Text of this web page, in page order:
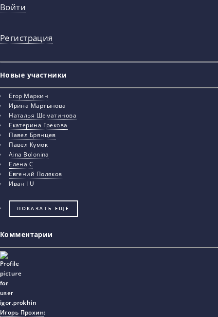
Войти
Регистрация
Новые участники
Егор Маркин
Ирина Мартынова
Наталья Шематинова
Екатерина Грекова
Павел Брянцев
Павел Кумок
Aina Bolonina
Елена С
Евгений Поляков
Иван I U
ПОКАЗАТЬ ЕЩЁ
Комментарии
Игорь Прохин: